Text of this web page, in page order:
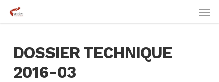
DOSSIER TECHNIQUE
2016-03